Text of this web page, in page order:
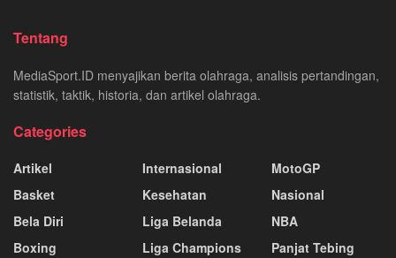
Tentang
MediaSport.ID menyajikan berita olahraga, analisis pertandingan,
statistik, taktik, historia, dan artikel olahraga.
Categories
Artikel
Basket
Bela Diri
Boxing
Internasional
Kesehatan
Liga Belanda
Liga Champions
MotoGP
Nasional
NBA
Panjat Tebing